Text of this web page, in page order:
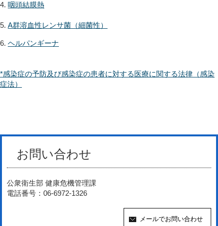
4. 咽頭結膜熱
5. A群溶血性レンサ菌（細菌性）
6. ヘルパンギーナ
*感染症の予防及び感染症の患者に対する医療に関する法律（感染
症法）
お問い合わせ
公衆衛生部 健康危機管理課
電話番号：06-6972-1326